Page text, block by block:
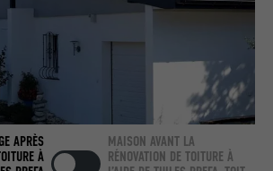
APRÈS
À
MAISON AVANT LA
RÉNOVATION DE TOITURE À
bcookie
2 ans
Utilisé par le service de réseau social
LinkedIn pour suivre l'utilisation de
services intégrés.